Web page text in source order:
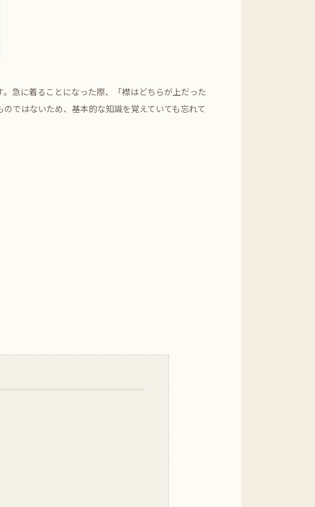
急に着ることになった際、「襟はどちらが上だった
ではないため、基本的な知識を覚えていても忘れて